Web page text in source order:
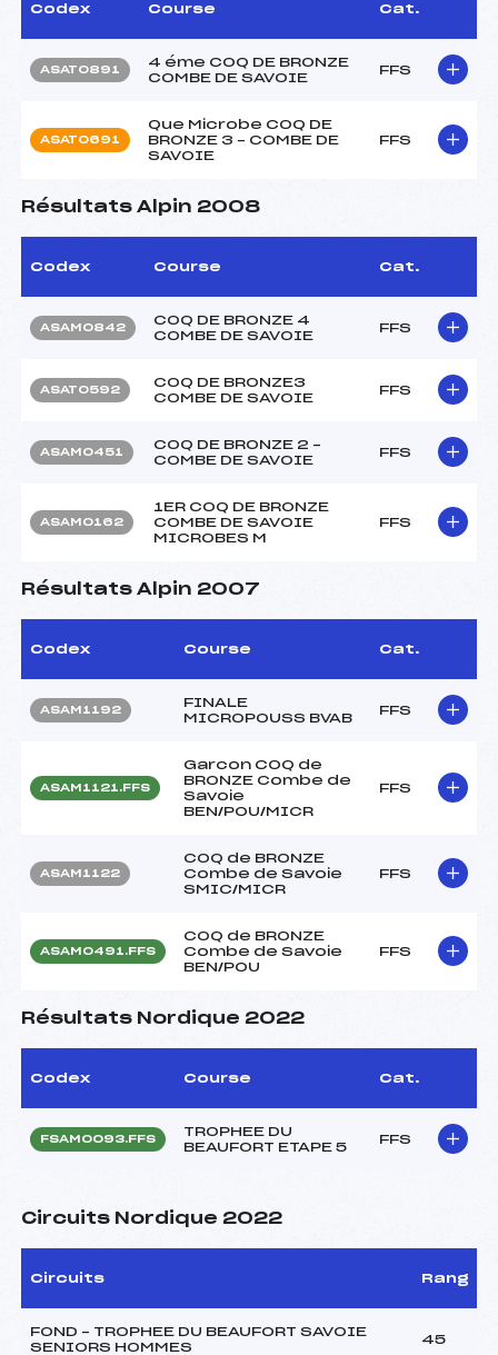
Codex Course Cat.
ASAT0891
4 éme COQ DE BRONZE
COMBE DE SAVOIE
FFS
ASAT0691
Que Microbe COQ DE
BRONZE 3 – COMBE DE
SAVOIE
FFS
Résultats Alpin 2008
Codex Course Cat.
ASAM0842
COQ DE BRONZE 4
COMBE DE SAVOIE
FFS
ASAT0592
COQ DE BRONZE3
COMBE DE SAVOIE
FFS
ASAM0451
COQ DE BRONZE 2 –
COMBE DE SAVOIE
FFS
ASAM0162
1ER COQ DE BRONZE
COMBE DE SAVOIE
MICROBES M
FFS
Résultats Alpin 2007
Codex Course Cat.
ASAM1192
FINALE
MICROPOUSS BVAB
FFS
ASAM1121.FFS
Garcon COQ de
BRONZE Combe de
Savoie
BEN/POU/MICR
FFS
ASAM1122
COQ de BRONZE
Combe de Savoie
SMIC/MICR
FFS
ASAM0491.FFS
COQ de BRONZE
Combe de Savoie
BEN/POU
FFS
Résultats Nordique 2022
Codex Course Cat.
FSAM0093.FFS
TROPHEE DU
BEAUFORT ETAPE 5
FFS
Circuits Nordique 2022
Circuits Rang
FOND – TROPHEE DU BEAUFORT SAVOIE
SENIORS HOMMES
45